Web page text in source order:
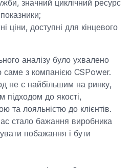
значний циклічний ресурс
ціни, доступні для кінцевого
аналізу було ухвалено
саме з компанією CSPower.
не є найбільшим на ринку,
підходом до якості,
та лояльністю до клієнтів.
стало бажання виробника
побажання і бути